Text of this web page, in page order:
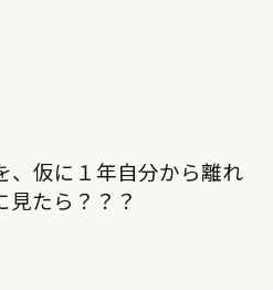
、仮に１年自分から離れ
見たら？？？